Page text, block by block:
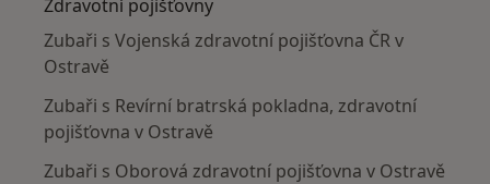
Zdravotní pojišťovny
Zubaři s Vojenská zdravotní pojišťovna ČR v
Ostravě
Zubaři s Revírní bratrská pokladna, zdravotní
pojišťovna v Ostravě
Zubaři s Oborová zdravotní pojišťovna v Ostravě